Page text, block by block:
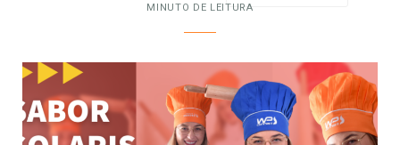
MINUTO DE LEITURA